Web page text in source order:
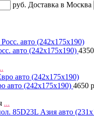
руб. Доставка в Москва
авто (242x175x190)
авто (242x175x190) 4650
...